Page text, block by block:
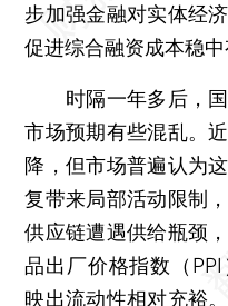
步加强金融对实体经
促进综合融资成本稳中
时隔一年多后，国
市场预期有些混乱。
降，但市场普遍认为
复带来局部活动限制
供应链遭遇供给瓶颈
品出厂价格指数（
映出流动性相对充裕